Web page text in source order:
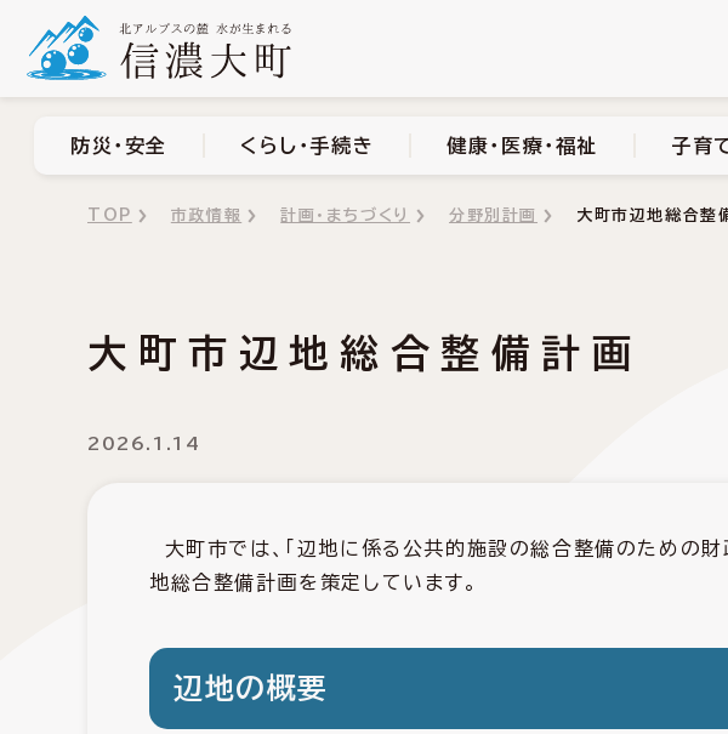
防災・安全 くらし・手続き 健康・医療・福祉 子育
TOP 市政情報 計画・まちづくり 分野別計画 大町市辺地総合整
大町市辺地総合整備計画
2026.1.14
大町市では、「辺地に係る公共的施設の総合整備のための
地総合整備計画を策定しています。
辺地の概要